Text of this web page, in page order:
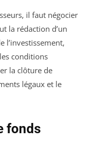
il faut négocier
la rédaction d’un
l’investissement,
conditions
la clôture de
légaux et le
fonds